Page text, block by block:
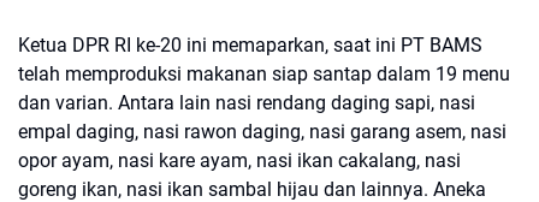
Ketua DPR RI ke-20 ini memaparkan, saat ini PT BAMS
telah memproduksi makanan siap santap dalam 19 menu
dan varian. Antara lain nasi rendang daging sapi, nasi
empal daging, nasi rawon daging, nasi garang asem, nasi
opor ayam, nasi kare ayam, nasi ikan cakalang, nasi
goreng ikan, nasi ikan sambal hijau dan lainnya. Aneka